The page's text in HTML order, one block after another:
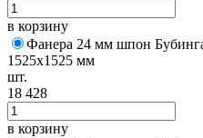
в корзину
Фанера 24 мм шпон
1525х1525 мм
шт.
18 428
в корзину